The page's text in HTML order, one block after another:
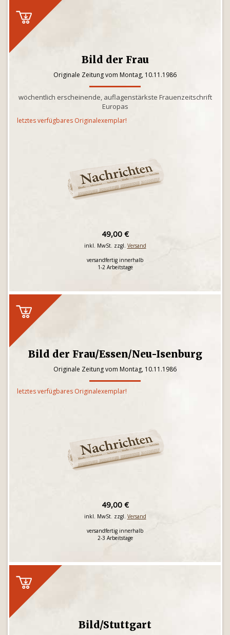
Bild der Frau
Originale Zeitung vom Montag, 10.11.1986
wöchentlich erscheinende, auflagenstärkste Frauenzeitschrift
Europas
letztes verfügbares Originalexemplar!
49,00 €
inkl. MwSt. zzgl. Versand
versandfertig innerhalb
1-2 Arbeitstage
Bild der Frau/Essen/Neu-Isenburg
Originale Zeitung vom Montag, 10.11.1986
letztes verfügbares Originalexemplar!
49,00 €
inkl. MwSt. zzgl. Versand
versandfertig innerhalb
2-3 Arbeitstage
Bild/Stuttgart